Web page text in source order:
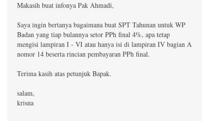
Makasih buat infonya Pak Ahmadi,
Saya ingin bertanya bagaimana buat SPT Tahunan untuk WP
Badan yang tiap bulannya setor PPh final 4%, apa tetap
mengisi lampiran I - VI atau hanya isi di lampiran IV bagian A
nomor 14 beserta rincian pembayaran PPh final.
Terima kasih atas petunjuk Bapak.
salam,
krisna